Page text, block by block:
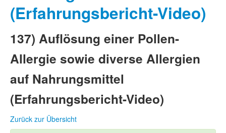
(Erfahrungsbericht-Video)
137) Auflösung einer Pollen-
Allergie sowie diverse Allergien
auf Nahrungsmittel
(Erfahrungsbericht-Video)
Zurück zur Übersicht